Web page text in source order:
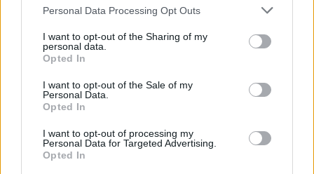
Personal Data Processing Opt Outs
I want to opt-out of the Sharing of my
personal data.
Opted In
I want to opt-out of the Sale of my
Personal Data.
Opted In
I want to opt-out of processing my
Personal Data for Targeted Advertising.
Opted In
Εθελοντής πυροσβέστης έσωσε δεκάδες
σπίτια, αλλά κάηκε το δικό του